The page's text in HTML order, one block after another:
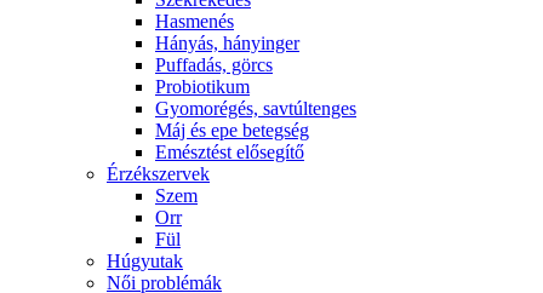
Hasmenés
Hányás, hányinger
Puffadás, görcs
Probiotikum
Gyomorégés, savtúltenges
Máj és epe betegség
Emésztést elősegítő
Érzékszervek
Szem
Orr
Fül
Húgyutak
Női problémák